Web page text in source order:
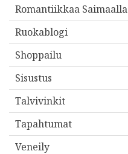
Romantiikkaa Saimaalla
Ruokablogi
Shoppailu
Sisustus
Talvivinkit
Tapahtumat
Veneily